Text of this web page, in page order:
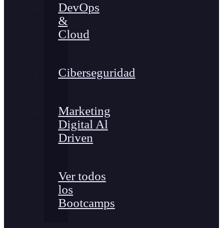
DevOps
&
Cloud
Ciberseguridad
Marketing
Digital Al
Driven
Ver todos
los
Bootcamps